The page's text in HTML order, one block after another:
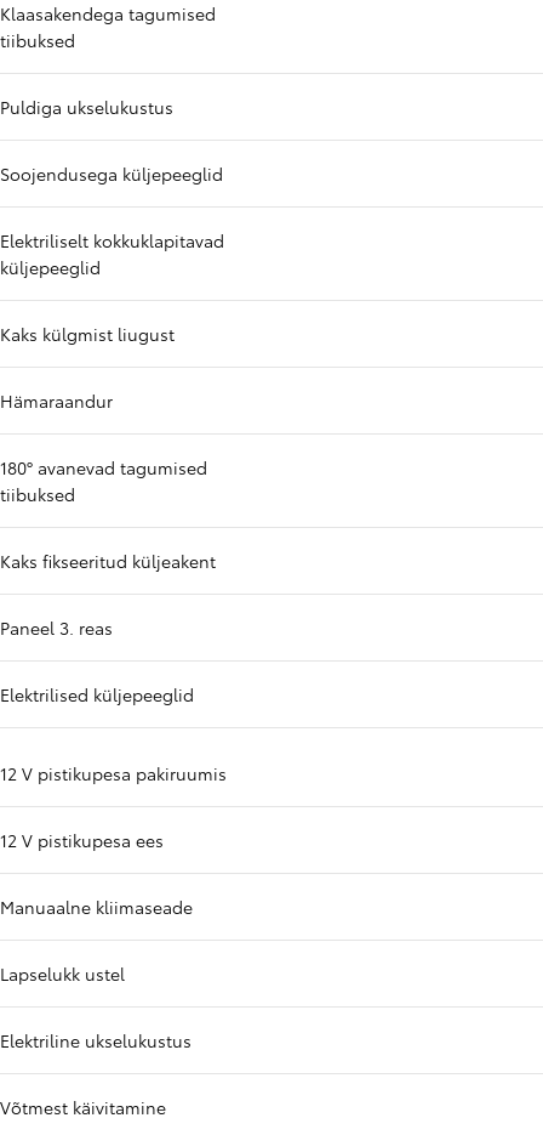
Klaasakendega tagumised
tiibuksed
Puldiga ukselukustus
Soojendusega küljepeeglid
Elektriliselt kokkuklapitavad
küljepeeglid
Kaks külgmist liugust
Hämaraandur
180° avanevad tagumised
tiibuksed
Kaks fikseeritud küljeakent
Paneel 3. reas
Elektrilised küljepeeglid
12 V pistikupesa pakiruumis
12 V pistikupesa ees
Manuaalne kliimaseade
Lapselukk ustel
Elektriline ukselukustus
Võtmest käivitamine